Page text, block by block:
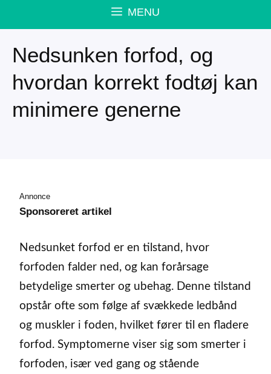
MENU
Nedsunken forfod, og
hvordan korrekt fodtøj kan
minimere generne
Annonce
Sponsoreret artikel
Nedsunket forfod er en tilstand, hvor
forfoden falder ned, og kan forårsage
betydelige smerter og ubehag. Denne tilstand
opstår ofte som følge af svækkede ledbånd
og muskler i foden, hvilket fører til en fladere
forfod. Symptomerne viser sig som smerter i
forfoden, især ved gang og stående